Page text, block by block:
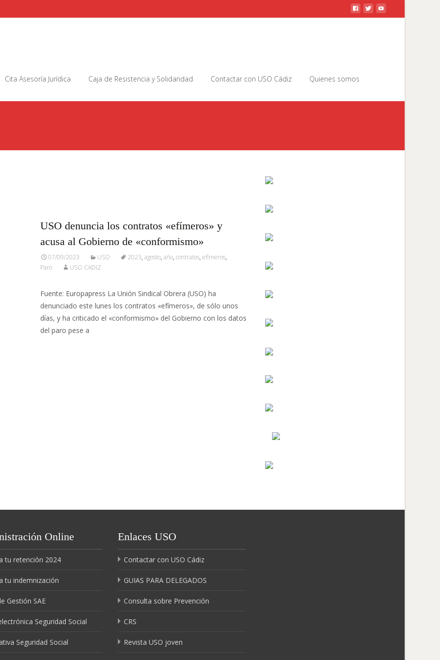
Cita Asesoría Jurídica Caja de Resistencia y Solidaridad Contactar con USO Cádiz Quienes somos
USO denuncia los contratos «efímeros» y
acusa al Gobierno de «conformismo»
07/09/2023 USO 2023, agosto, año, contratos, efímeros,
Paro
USO CADIZ
Fuente: Europapress La Unión Sindical Obrera (USO) ha
denunciado este lunes los contratos «efímeros», de sólo unos
días, y ha criticado el «conformismo» del Gobierno con los datos
del paro pese a
Online
tu retención 2024
tu indemnización
Gestión SAE
Seguridad Social
Seguridad Social
Enlaces USO
Contactar con USO Cádiz
GUIAS PARA DELEGADOS
Consulta sobre Prevención
CRS
Revista USO joven